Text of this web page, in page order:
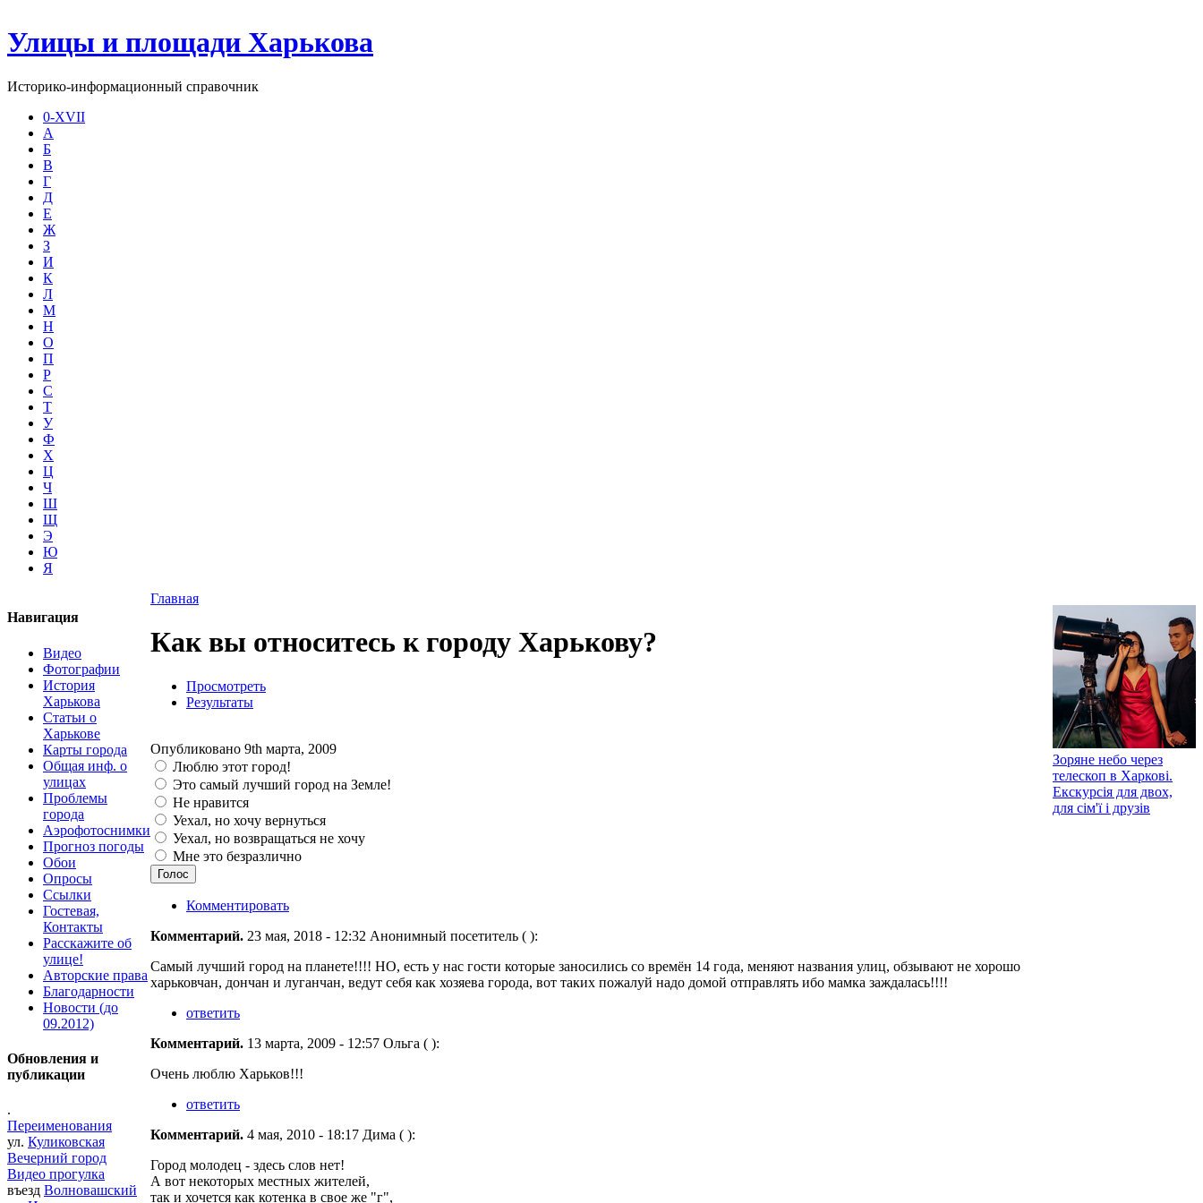
Улицы и площади Харькова
Историко-информационный справочник
0-XVII
А
Б
В
Г
Д
Е
Ж
З
И
К
Л
М
Н
О
П
Р
С
Т
У
Ф
Х
Ц
Ч
Ш
Щ
Э
Ю
Я
Навигация
Видео
Фотографии
История
Харькова
Статьи о
Харькове
Карты города
Общая инф. о
улицах
Проблемы
города
Аэрофотоснимки
Прогноз погоды
Обои
Опросы
Ссылки
Гостевая,
Контакты
Расскажите об
улице!
Авторские права
Благодарности
Новости (до
09.2012)
Обновления и
публикации
.
Переименования
ул. Куликовская
Вечерний город
Видео прогулка
въезд Волновашский
Главная
Как вы относитесь к городу Харькову?
Просмотреть
Результаты
Опубликовано 9th марта, 2009
Люблю этот город!
Это самый лучший город на Земле!
Не нравится
Уехал, но хочу вернуться
Уехал, но возвращаться не хочу
Мне это безразлично
Комментировать
Комментарий. 23 мая, 2018 - 12:32 Анонимный посетитель ( ):
Самый лучший город на планете!!!! НО, есть у нас гости которые заносились со времён 14 года, меняют названия улиц, обзывают не хорошо
харьковчан, дончан и луганчан, ведут себя как хозяева города, вот таких пожалуй надо домой отправлять ибо мамка заждалась!!!!
ответить
Комментарий. 13 марта, 2009 - 12:57 Ольга ( ):
Очень люблю Харьков!!!
ответить
Комментарий. 4 мая, 2010 - 18:17 Дима ( ):
Город молодец - здесь слов нет!
А вот некоторых местных жителей,
так и хочется как котенка в свое же "г",
Зоряне небо через
телескоп в Харкові.
Екскурсія для двох,
для сім'ї і друзів